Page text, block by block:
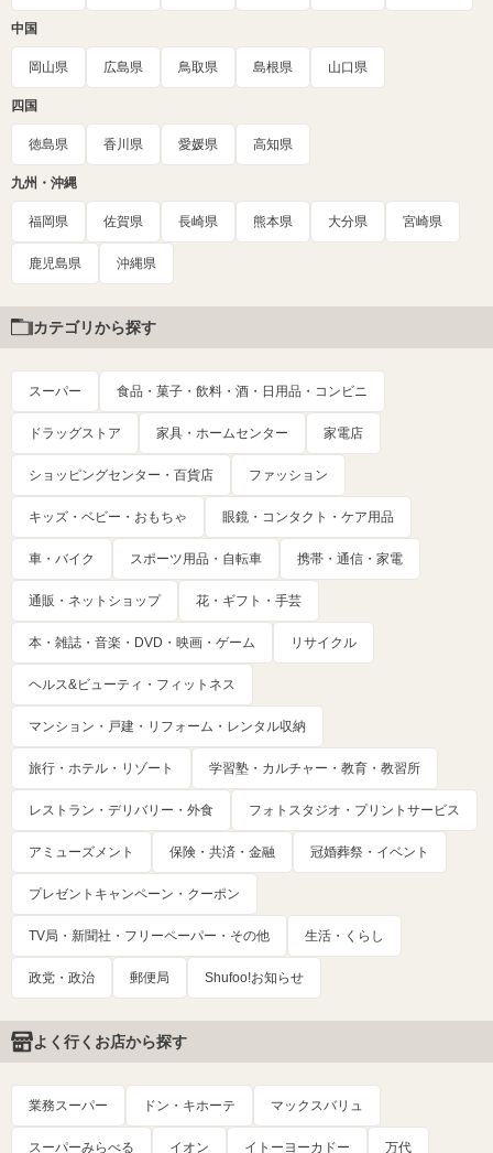
中国
岡山県 広島県 鳥取県 島根県 山口県
四国
徳島県 香川県 愛媛県 高知県
九州・沖縄
福岡県 佐賀県 長崎県 熊本県 大分県 宮崎県
鹿児島県 沖縄県
カテゴリから探す
スーパー 食品・菓子・飲料・酒・日用品・コンビニ
ドラッグストア 家具・ホームセンター 家電店
ショッピングセンター・百貨店 ファッション
キッズ・ベビー・おもちゃ 眼鏡・コンタクト・ケア用品
車・バイク スポーツ用品・自転車 携帯・通信・家電
通販・ネットショップ 花・ギフト・手芸
本・雑誌・音楽・DVD・映画・ゲーム リサイクル
ヘルス&ビューティ・フィットネス
マンション・戸建・リフォーム・レンタル収納
旅行・ホテル・リゾート 学習塾・カルチャー・教育・教習所
レストラン・デリバリー・外食 フォトスタジオ・プリントサービス
アミューズメント 保険・共済・金融 冠婚葬祭・イベント
プレゼントキャンペーン・クーポン
TV局・新聞社・フリーペーパー・その他 生活・くらし
政党・政治 郵便局 Shufoo!お知らせ
よく行くお店から探す
業務スーパー ドン・キホーテ マックスバリュ
スーパーみらべる イオン イトーヨーカドー 万代